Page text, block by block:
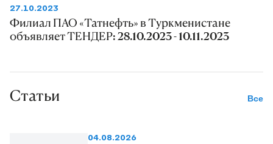
27.10.2023
Филиал ПАО «Татнефть» в Туркменистане
объявляет ТЕНДЕР: 28.10.2023 - 10.11.2023
Статьи Все
04.08.2026